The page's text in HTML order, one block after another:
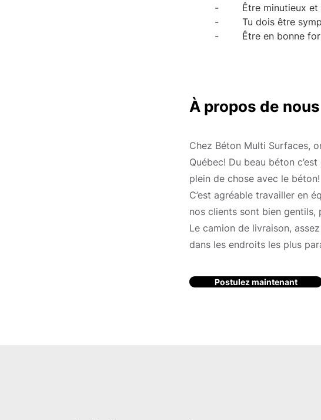
-        Être minutieux
-        Tu dois être
-        Être en bonne
À propos de nous
Chez Béton Multi Surfaces,
Québec! Du beau béton
plein de chose avec le béton!
C’est agréable travailler en
nos clients sont bien
Le camion de livraison,
dans les endroits les plus
Postulez maintenant